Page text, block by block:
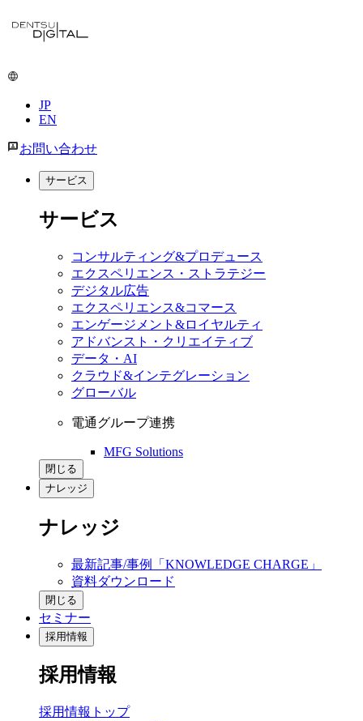
JP
EN
お問い合わせ
サービス
サービス
コンサルティング&プロデュース
エクスペリエンス・ストラテジー
デジタル広告
エクスペリエンス&コマース
エンゲージメント&ロイヤルティ
アドバンスト・クリエイティブ
データ・AI
クラウド&インテグレーション
グローバル
電通グループ連携
MFG Solutions
閉じる
ナレッジ
ナレッジ
最新記事/事例「KNOWLEDGE CHARGE」
資料ダウンロード
閉じる
セミナー
採用情報
採用情報
採用情報トップ